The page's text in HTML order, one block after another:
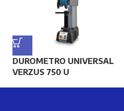
DUROMETRO UNIVERSAL
VERZUS 750 U